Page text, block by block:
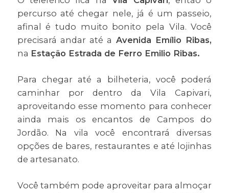
percurso até chegar nele, já é um passeio,
afinal é tudo muito bonito pela Vila. Você
precisará andar até a Avenida Emílio Ribas,
na Estação Estrada de Ferro Emilio Ribas.
Para chegar até a bilheteria, você poderá
caminhar por dentro da Vila Capivari,
aproveitando esse momento para conhecer
ainda mais os encantos de Campos do
Jordão. Na vila você encontrará diversas
opções de bares, restaurantes e até lojinhas
de artesanato.
Você também pode aproveitar para almoçar